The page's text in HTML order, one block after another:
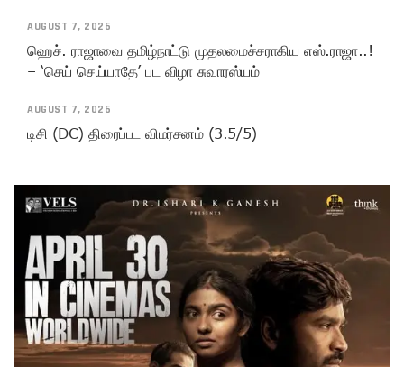
AUGUST 7, 2026
ஹெச். ராஜாவை தமிழ்நாட்டு முதலமைச்சராகிய எஸ்.ராஜா..!
– ‘செய் செய்யாதே’ பட விழா சுவாரஸ்யம்
AUGUST 7, 2026
டிசி (DC) திரைப்பட விமர்சனம் (3.5/5)